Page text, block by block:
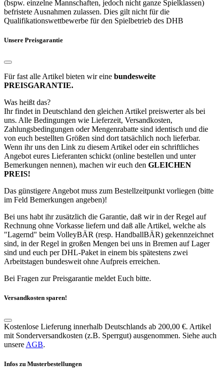
(bspw. einzelne Mannschaften, jedoch nicht ganze Spielklassen)
befristete Ausnahmen zulassen. Dies gilt nicht für die
Qualifikationswettbewerbe für den Spielbetrieb des DHB
Unsere Preisgarantie
Für fast alle Artikel bieten wir eine bundesweite
PREISGARANTIE.
Was heißt das?
Ihr findet in Deutschland den gleichen Artikel preiswerter als bei
uns. Alle Bedingungen wie Lieferzeit, Versandkosten,
Zahlungsbedingungen oder Mengenrabatte sind identisch und die
von euch bestellten Größen sind dort tatsächlich noch lieferbar.
Wenn ihr uns den Link zu diesem Artikel oder ein schriftliches
Angebot eures Lieferanten schickt (online bestellen und unter
Bemerkungen nennen), machen wir euch den GLEICHEN
PREIS!
Das günstigere Angebot muss zum Bestellzeitpunkt vorliegen (bitte
im Feld Bemerkungen angeben)!
Bei uns habt ihr zusätzlich die Garantie, daß wir in der Regel auf
Rechnung ohne Vorkasse liefern und daß alle Artikel, welche als
"Lagernd" beim VolleyBÄR (resp. HandballBÄR) gekennzeichnet
sind, in der Regel in großen Mengen bei uns in Bremen auf Lager
sind und euch per DHL-Paket in einem bis spätestens zwei
Arbeitstagen bundesweit ohne Aufpreis erreichen.
Bei Fragen zur Preisgarantie meldet Euch bitte.
Versandkosten sparen!
Kostenlose Lieferung innerhalb Deutschlands ab 200,00 €. Artikel
mit Sonderversandkosten (z.B. Sperrgut) ausgenommen. Siehe auch
unsere AGB.
Infos zu Musterbestellungen